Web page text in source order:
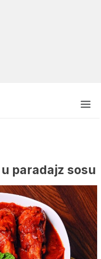
paradajz sosu